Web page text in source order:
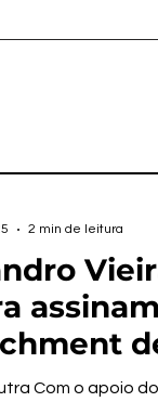
Com o apoio
2 min de leitura